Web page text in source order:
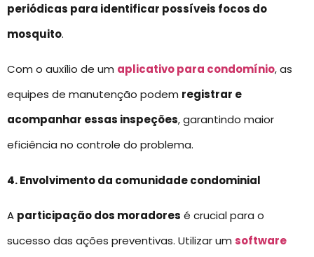
periódicas para identificar possíveis focos do
mosquito.
Com o auxílio de um aplicativo para condomínio, as
equipes de manutenção podem registrar e
acompanhar essas inspeções, garantindo maior
eficiência no controle do problema.
4. Envolvimento da comunidade condominial
A participação dos moradores é crucial para o
sucesso das ações preventivas. Utilizar um software